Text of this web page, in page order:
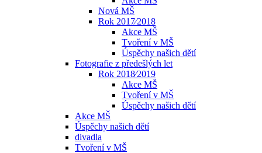
Nová MŠ
Rok 2017⁄2018
Akce MŠ
Tvoření v MŠ
Úspěchy našich dětí
Fotografie z předešlých let
Rok 2018⁄2019
Akce MŠ
Tvoření v MŠ
Úspěchy našich dětí
Akce MŠ
Úspěchy našich dětí
divadla
Tvoření v MŠ